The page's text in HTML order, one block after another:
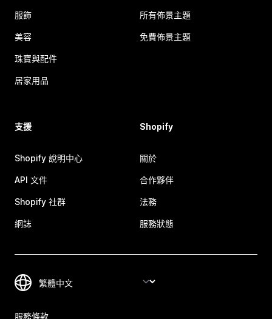
服飾
美容
珠寶與配件
居家用品
所有佈景主題
免費佈景主題
支援
Shopify 說明中心
API 文件
Shopify 社群
網誌
Shopify
關於
合作夥伴
法務
服務狀態
服務條款